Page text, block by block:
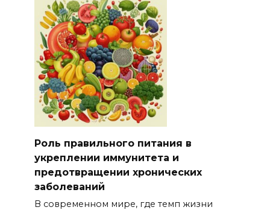
Роль правильного питания в
укреплении иммунитета и
предотвращении хронических
заболеваний
В современном мире, где темп жизни